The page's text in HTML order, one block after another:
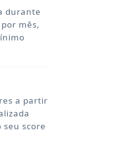
durante
mês,
a partir
score